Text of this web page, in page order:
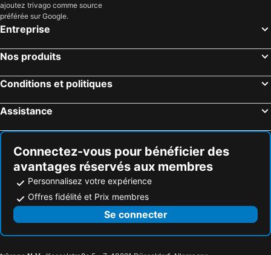
ajoutez trivago comme source
préférée sur Google.
Entreprise
Nos produits
Conditions et politiques
Assistance
Connectez-vous pour bénéficier des
avantages réservés aux membres
Personnalisez votre expérience
Offres fidélité et Prix membres
Se connecter